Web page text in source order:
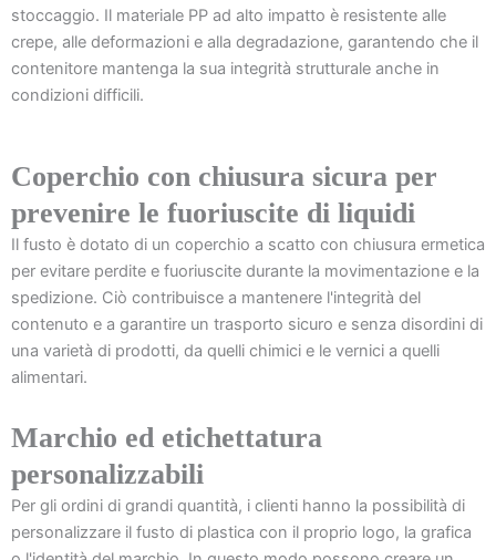
stoccaggio. Il materiale PP ad alto impatto è resistente alle
crepe, alle deformazioni e alla degradazione, garantendo che il
contenitore mantenga la sua integrità strutturale anche in
condizioni difficili.
Coperchio con chiusura sicura per
prevenire le fuoriuscite di liquidi
Il fusto è dotato di un coperchio a scatto con chiusura ermetica
per evitare perdite e fuoriuscite durante la movimentazione e la
spedizione. Ciò contribuisce a mantenere l'integrità del
contenuto e a garantire un trasporto sicuro e senza disordini di
una varietà di prodotti, da quelli chimici e le vernici a quelli
alimentari.
Marchio ed etichettatura
personalizzabili
Per gli ordini di grandi quantità, i clienti hanno la possibilità di
personalizzare il fusto di plastica con il proprio logo, la grafica